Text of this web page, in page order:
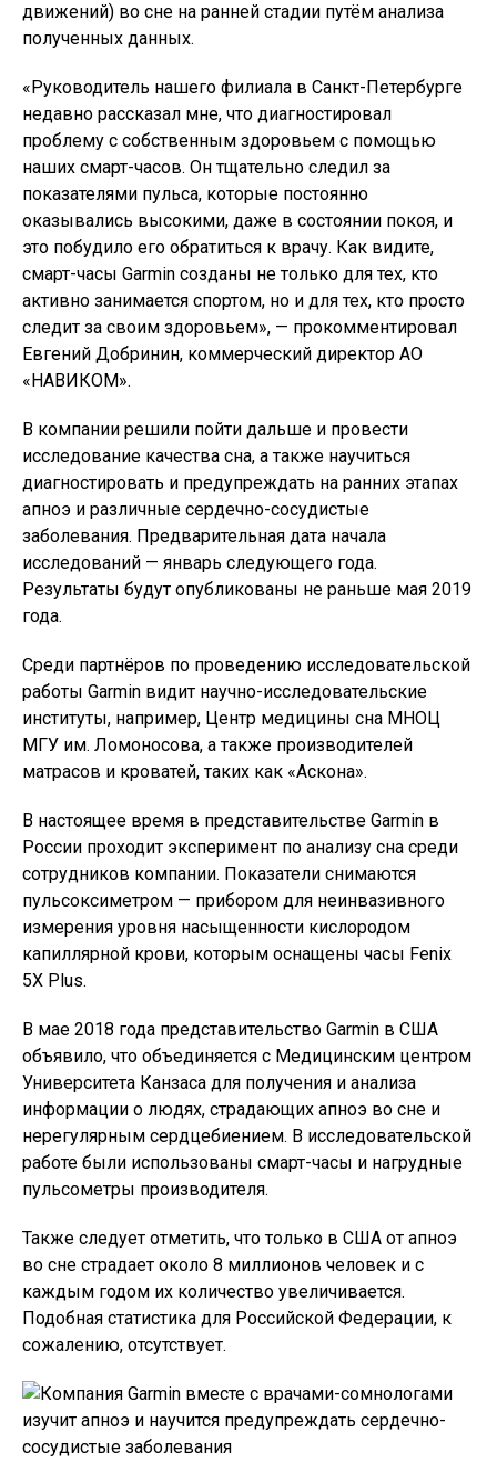
движений) во сне на ранней стадии путём анализа
полученных данных.
«Руководитель нашего филиала в Санкт-Петербурге
недавно рассказал мне, что диагностировал
проблему с собственным здоровьем с помощью
наших смарт-часов. Он тщательно следил за
показателями пульса, которые постоянно
оказывались высокими, даже в состоянии покоя, и
это побудило его обратиться к врачу. Как видите,
смарт-часы Garmin созданы не только для тех, кто
активно занимается спортом, но и для тех, кто просто
следит за своим здоровьем», — прокомментировал
Евгений Добринин, коммерческий директор АО
«НАВИКОМ».
В компании решили пойти дальше и провести
исследование качества сна, а также научиться
диагностировать и предупреждать на ранних этапах
апноэ и различные сердечно-сосудистые
заболевания. Предварительная дата начала
исследований — январь следующего года.
Результаты будут опубликованы не раньше мая 2019
года.
Среди партнёров по проведению исследовательской
работы Garmin видит научно-исследовательские
институты, например, Центр медицины сна МНОЦ
МГУ им. Ломоносова, а также производителей
матрасов и кроватей, таких как «Аскона».
В настоящее время в представительстве Garmin в
России проходит эксперимент по анализу сна среди
сотрудников компании. Показатели снимаются
пульсоксиметром — прибором для неинвазивного
измерения уровня насыщенности кислородом
капиллярной крови, которым оснащены часы Fenix
5X Plus.
В мае 2018 года представительство Garmin в США
объявило, что объединяется с Медицинским центром
Университета Канзаса для получения и анализа
информации о людях, страдающих апноэ во сне и
нерегулярным сердцебиением. В исследовательской
работе были использованы смарт-часы и нагрудные
пульсометры производителя.
Также следует отметить, что только в США от апноэ
во сне страдает около 8 миллионов человек и с
каждым годом их количество увеличивается.
Подобная статистика для Российской Федерации, к
сожалению, отсутствует.